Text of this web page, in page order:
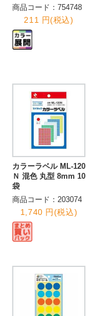
商品コード：754748
211 円(税込)
カラーラベル ML-120
Ｎ 混色 丸型 8mm 10
袋
商品コード：203074
1,740 円(税込)